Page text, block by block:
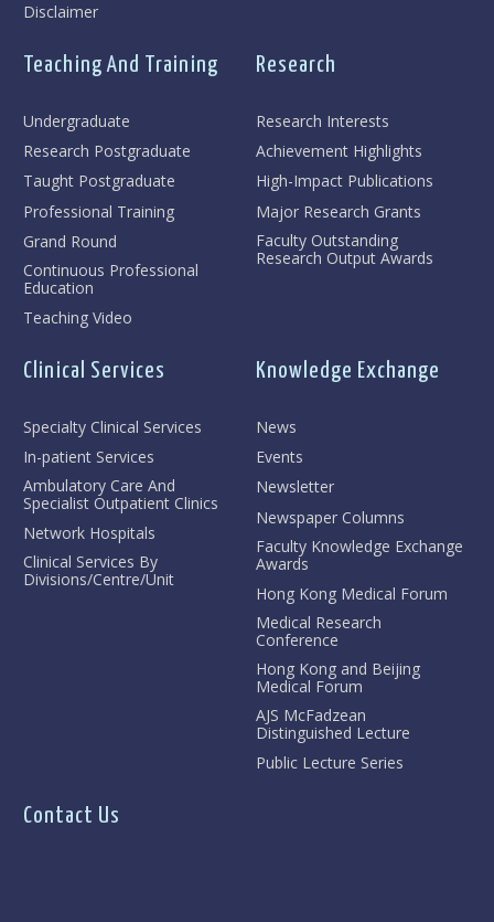
Disclaimer
Teaching And Training
Undergraduate
Research Postgraduate
Taught Postgraduate
Professional Training
Grand Round
Continuous Professional
Education
Teaching Video
Research
Research Interests
Achievement Highlights
High-Impact Publications
Major Research Grants
Faculty Outstanding
Research Output Awards
Clinical Services
Specialty Clinical Services
In-patient Services
Ambulatory Care And
Specialist Outpatient Clinics
Network Hospitals
Clinical Services By
Divisions/Centre/Unit
Knowledge Exchange
News
Events
Newsletter
Newspaper Columns
Faculty Knowledge Exchange
Awards
Hong Kong Medical Forum
Medical Research
Conference
Hong Kong and Beijing
Medical Forum
AJS McFadzean
Distinguished Lecture
Public Lecture Series
Contact Us